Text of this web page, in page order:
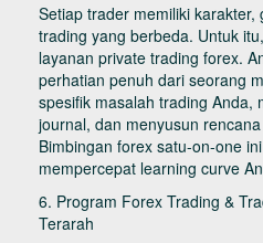
Setiap trader memiliki karakter,
trading yang berbeda. Untuk
layanan private trading forex.
perhatian penuh dari seorang
spesifik masalah trading Anda,
journal, dan menyusun
Bimbingan forex satu-on-one
mempercepat learning curve
6. Program Forex Trading &
Terarah